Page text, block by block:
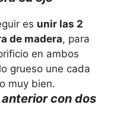
es unir las 2
de madera, para
en ambos
grueso une cada
muy bien.
con dos